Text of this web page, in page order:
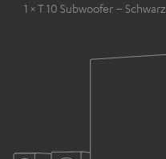
1 × T 10 Subwoofer – Schwarz